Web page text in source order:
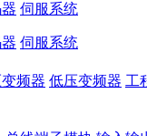
伺服系统
伺服系统
频器 低压变频器 工